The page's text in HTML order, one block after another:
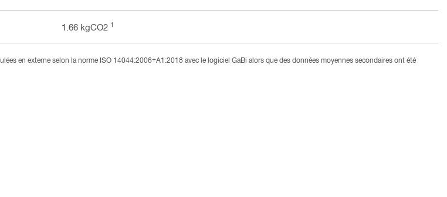
1.66 kgCO2 1
en externe selon la norme ISO 14044:2006+A1:2018 avec le logiciel GaBi alors que des données moyennes secondaires ont été